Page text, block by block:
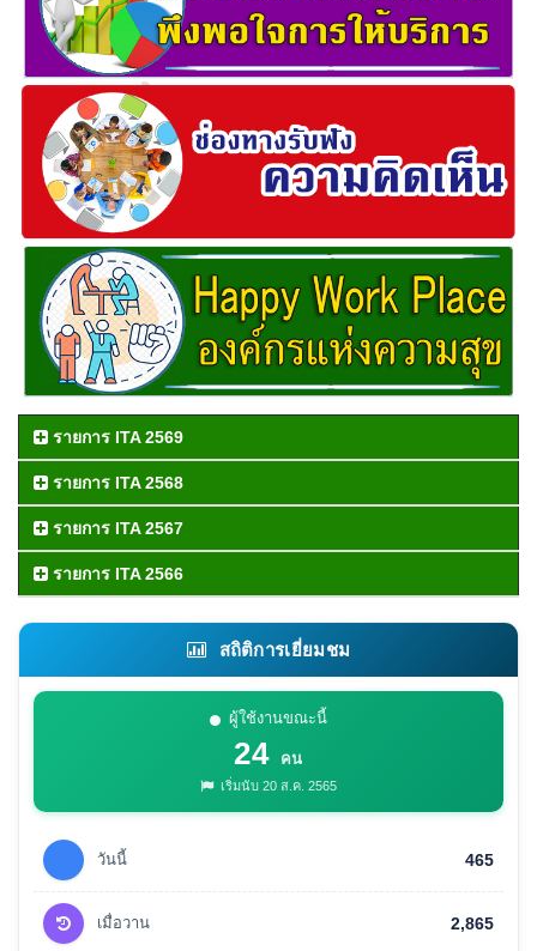
รายการ ITA 2569
รายการ ITA 2568
รายการ ITA 2567
รายการ ITA 2566
สถิติการเยี่ยมชม
ผู้ใช้งานขณะนี้
24 คน
เริ่มนับ 20 ส.ค. 2565
วันนี้ 465
เมื่อวาน 2,865